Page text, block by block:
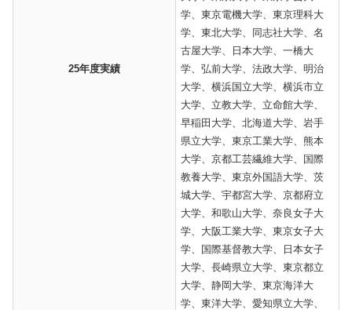
25年度実績
学、東京電機大学、東京理科大
学、東北大学、同志社大学、名
古屋大学、日本大学、一橋大
学、弘前大学、法政大学、明治
大学、横浜国立大学、横浜市立
大学、立教大学、立命館大学、
早稲田大学、北海道大学、岩手
県立大学、東京工業大学、熊本
大学、京都工芸繊維大学、国際
教養大学、東京外国語大学、茨
城大学、宇都宮大学、京都府立
大学、和歌山大学、奈良女子大
学、大阪工業大学、東京女子大
学、国際基督教大学、日本女子
大学、長崎県立大学、東京都立
大学、静岡大学、東京海洋大
学、東洋大学、愛知県立大学、